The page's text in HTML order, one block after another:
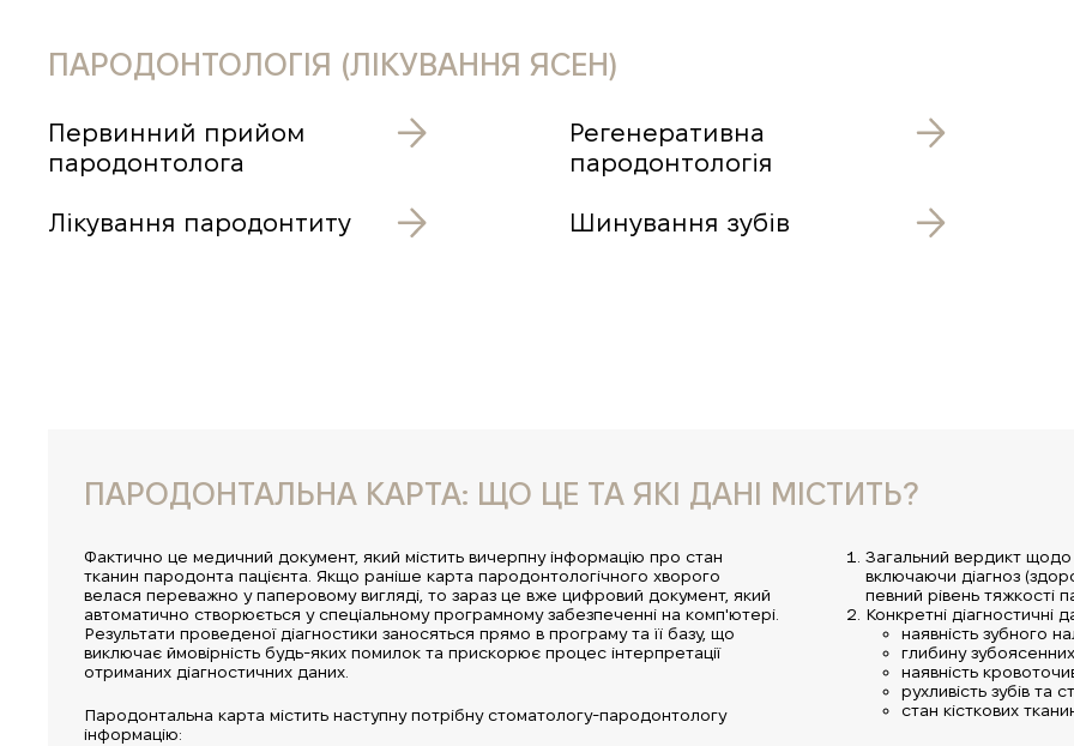
ПАРОДОНТОЛОГІЯ (ЛІКУВАННЯ ЯСЕН)
Первинний прийом
пародонтолога
Лікування пародонтиту
Регенеративна
пародонтологія
Шинування зубів
ПАРОДОНТАЛЬНА КАРТА: ЩО ЦЕ ТА ЯКІ ДАНІ МІСТИТЬ?
Фактично це медичний документ, який містить вичерпну інформацію про стан
тканин пародонта пацієнта. Якщо раніше карта пародонтологічного хворого
велася переважно у паперовому вигляді, то зараз це вже цифровий документ, який
автоматично створюється у спеціальному програмному забезпеченні на комп'ютері.
Результати проведеної діагностики заносяться прямо в програму та її базу, що
виключає ймовірність будь-яких помилок та прискорює процес інтерпретації
отриманих діагностичних даних.
Пародонтальна карта містить наступну потрібну стоматологу-пародонтологу
інформацію:
Загальний вердикт
включаючи діагноз
певний рівень тяжкості
Конкретні діагностичні
наявність зубного
глибину
наявність
рухливість зубів та
стан кісткових